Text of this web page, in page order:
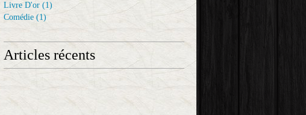
Livre D'or (1)
Comédie (1)
Articles récents